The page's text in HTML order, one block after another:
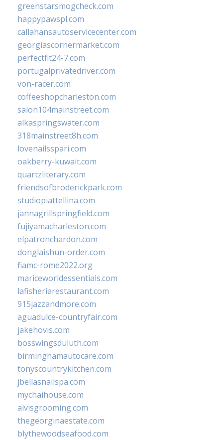
greenstarsmogcheck.com
happypawspl.com
callahansautoservicecenter.com
georgiascornermarket.com
perfectfit24-7.com
portugalprivatedriver.com
von-racer.com
coffeeshopcharleston.com
salon104mainstreet.com
alkaspringswater.com
318mainstreet8h.com
lovenailsspari.com
oakberry-kuwait.com
quartzliterary.com
friendsofbroderickpark.com
studiopiattellina.com
jannagrillspringfield.com
fujiyamacharleston.com
elpatronchardon.com
donglaishun-order.com
fiamc-rome2022.org
mariceworldessentials.com
lafisheriarestaurant.com
915jazzandmore.com
aguadulce-countryfair.com
jakehovis.com
bosswingsduluth.com
birminghamautocare.com
tonyscountrykitchen.com
jbellasnailspa.com
mychaihouse.com
alvisgrooming.com
thegeorginaestate.com
blythewoodseafood.com